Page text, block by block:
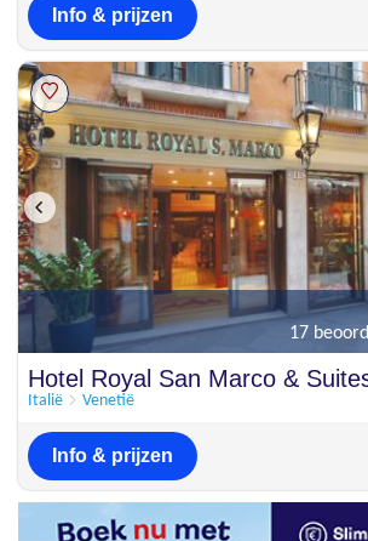
Info & prijzen
Hotel Royal San Marco &
Italië Venetië
17
Info & prijzen